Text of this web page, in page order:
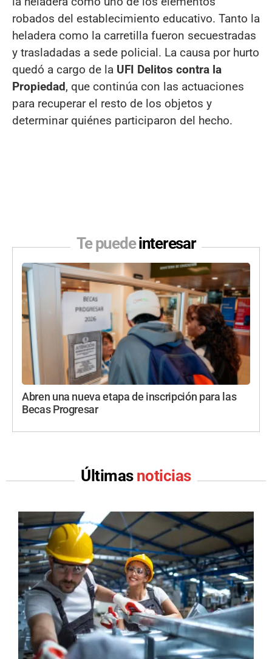
robados del establecimiento educativo. Tanto la
heladera como la carretilla fueron secuestradas
y trasladadas a sede policial. La causa por hurto
quedó a cargo de la UFI Delitos contra la
Propiedad, que continúa con las actuaciones
para recuperar el resto de los objetos y
determinar quiénes participaron del hecho.
Te puedeinteresar
Abren una nueva etapa de inscripción para las
Becas Progresar
Últimas noticias